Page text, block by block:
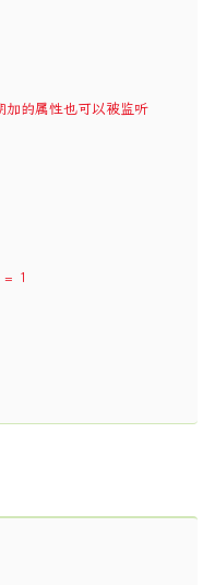
的属性也可以被监听
1